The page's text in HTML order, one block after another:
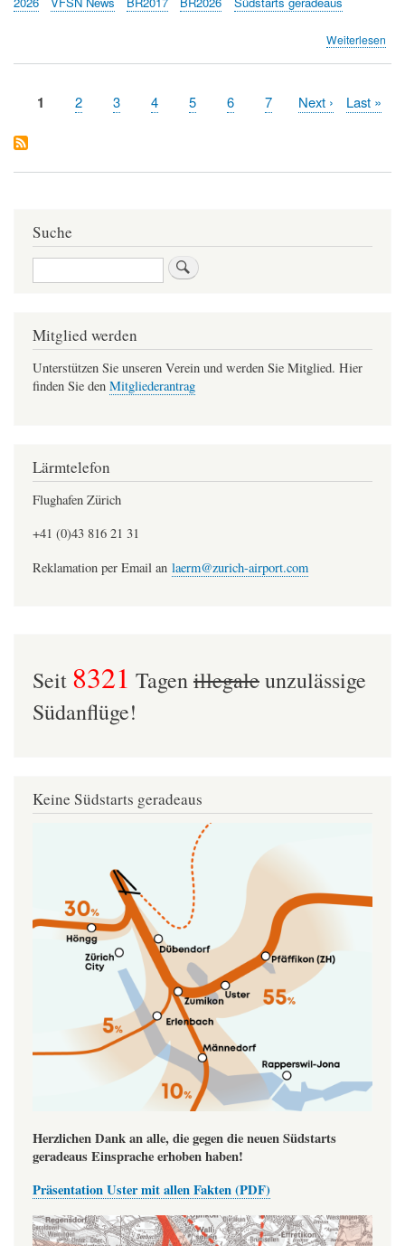
Weiterlesen
Seitennummerierung
Aktuelle
1 Page
2 Page
3 Page
4 Page
5 Page
6 Page
7
Nächste
Next ›
Letzte
Last »
Suche
Suche
Mitglied werden
Unterstützen Sie unseren Verein und werden Sie Mitglied. Hier
finden Sie den Mitgliederantrag
Lärmtelefon
Flughafen Zürich
+41 (0)43 816 21 31
Reklamation per Email an laerm@zurich-airport.com
Seit 8321 Tagenillegaleunzulässige
Südanflüge!
Keine Südstarts geradeaus
Herzlichen Dank an alle, die gegen die neuen Südstarts
geradeaus Einsprache erhoben haben!
Präsentation Uster mit allen Fakten (PDF)